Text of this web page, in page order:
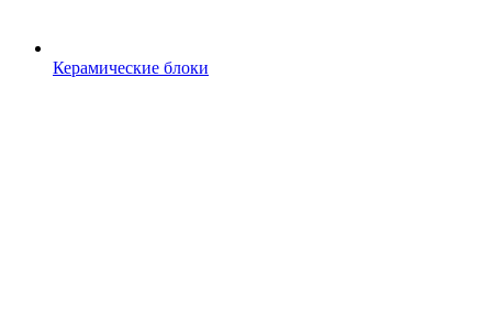
Керамические блоки